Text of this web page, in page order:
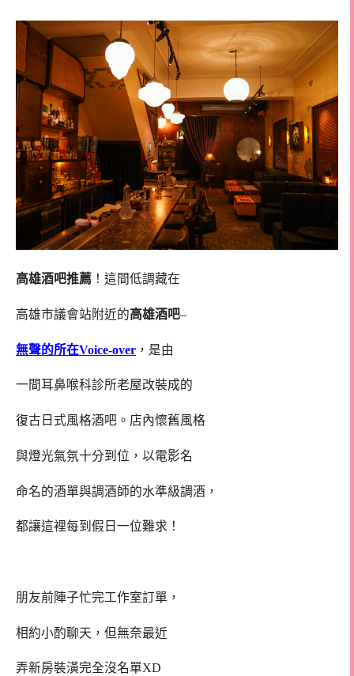
高雄酒吧推薦 ！這間低調藏在
高雄市議會站附近的高雄酒吧–
無聲的所在Voice-over ，是由
一間耳鼻喉科診所老屋改裝成的
復古日式風格酒吧。店內懷舊風格
與燈光氣氛十分到位，以電影名
命名的酒單與調酒師的水準級調酒，
都讓這裡每到假日一位難求！
朋友前陣子忙完工作室訂單，
相約小酌聊天，但無奈最近
弄新房裝潢完全沒名單XD